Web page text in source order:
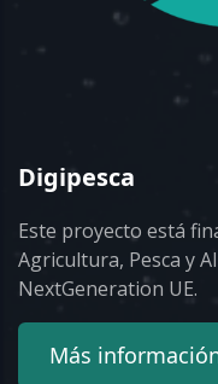
Digipesca
Este proyecto está
Agricultura, Pesca y
NextGeneration UE.
Más